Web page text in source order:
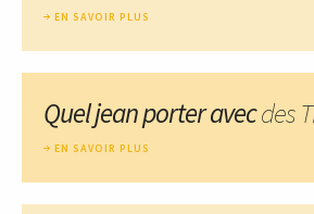
EN SAVOIR PLUS
Quel jean porter avecdes
EN SAVOIR PLUS